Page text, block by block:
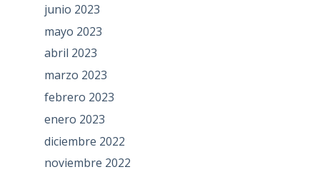
junio 2023
mayo 2023
abril 2023
marzo 2023
febrero 2023
enero 2023
diciembre 2022
noviembre 2022